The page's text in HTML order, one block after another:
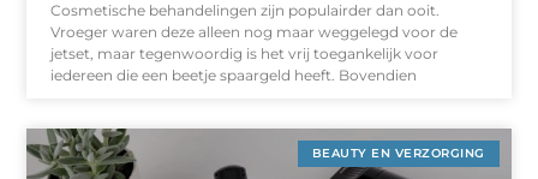
Cosmetische behandelingen zijn populairder dan ooit.
Vroeger waren deze alleen nog maar weggelegd voor de
jetset, maar tegenwoordig is het vrij toegankelijk voor
iedereen die een beetje spaargeld heeft. Bovendien
BEAUTY EN VERZORGING